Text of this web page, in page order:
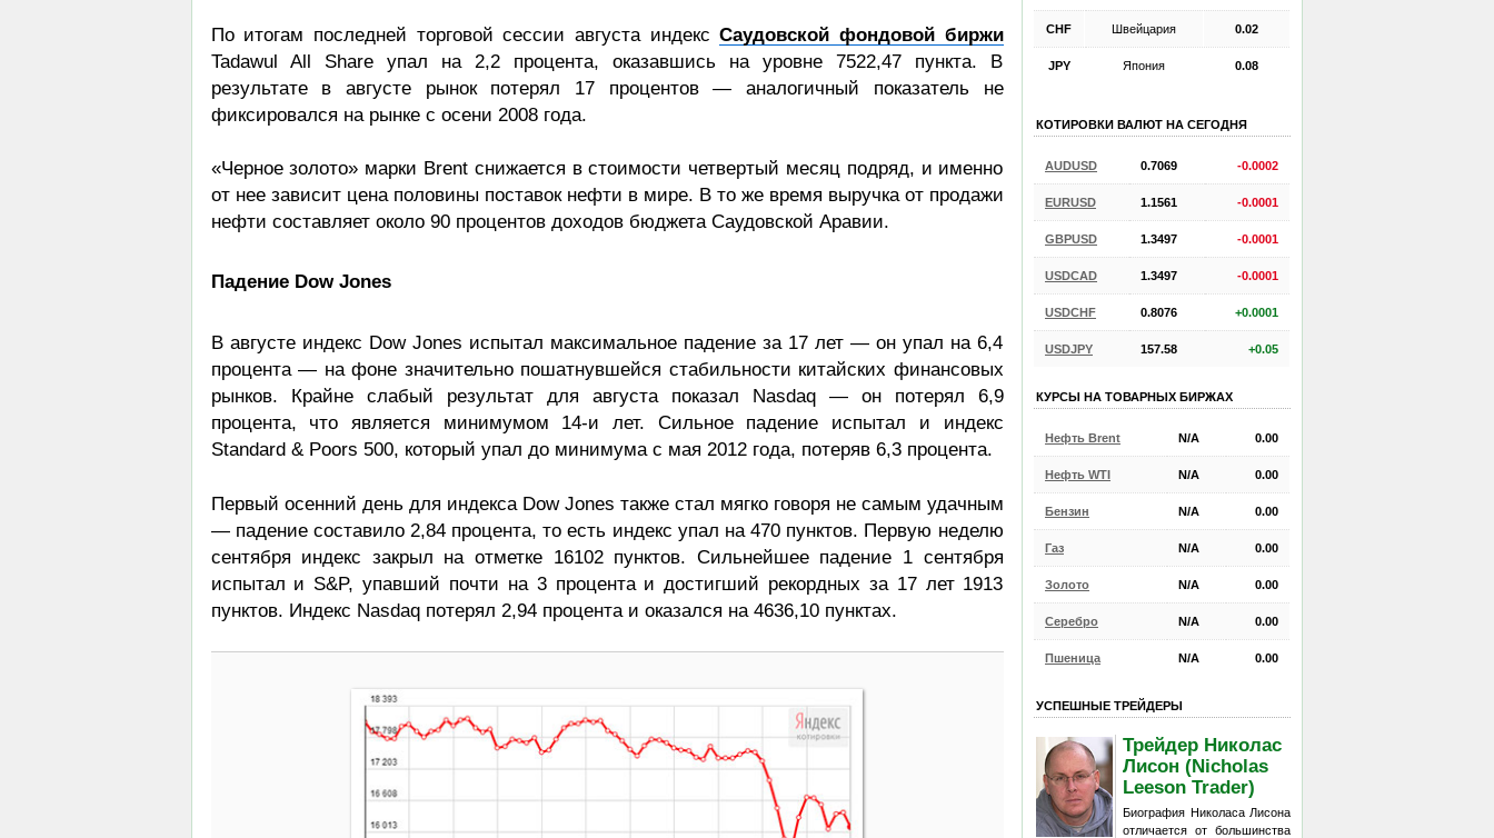
По итогам последней торговой сессии августа индексСаудовской фондовой биржи
Tadawul All Share упал на 2,2 процента, оказавшись на уровне 7522,47 пункта. В
результате в августе рынок потерял 17 процентов — аналогичный показатель не
фиксировался на рынке с осени 2008 года.
«Черное золото» марки Brent снижается в стоимости четвертый месяц подряд, и именно
от нее зависит цена половины поставок нефти в мире. В то же время выручка от продажи
нефти составляет около 90 процентов доходов бюджета Саудовской Аравии.
Падение Dow Jones
В августе индекс Dow Jones испытал максимальное падение за 17 лет — он упал на 6,4
процента — на фоне значительно пошатнувшейся стабильности китайских финансовых
рынков. Крайне слабый результат для августа показал Nasdaq — он потерял 6,9
процента, что является минимумом 14-и лет. Сильное падение испытал и индекс
Standard & Poors 500, который упал до минимума с мая 2012 года, потеряв 6,3 процента.
Первый осенний день для индекса Dow Jones также стал мягко говоря не самым удачным
— падение составило 2,84 процента, то есть индекс упал на 470 пунктов. Первую неделю
сентября индекс закрыл на отметке 16102 пунктов. Сильнейшее падение 1 сентября
испытал и S&P, упавший почти на 3 процента и достигший рекордных за 17 лет 1913
пунктов. Индекс Nasdaq потерял 2,94 процента и оказался на 4636,10 пунктах.
CHF Швейцария 0.02
JPY Япония 0.08
КОТИРОВКИ ВАЛЮТ НА СЕГОДНЯ
AUDUSD 0.7069 -0.0002
EURUSD 1.1561 -0.0001
GBPUSD 1.3497 -0.0001
USDCAD 1.3497 -0.0001
USDCHF 0.8076 +0.0001
USDJPY 157.58 +0.05
КУРСЫ НА ТОВАРНЫХ БИРЖАХ
Нефть Brent N/A 0.00
Нефть WTI N/A 0.00
Бензин N/A 0.00
Газ N/A 0.00
Золото N/A 0.00
Серебро N/A 0.00
Пшеница N/A 0.00
УСПЕШНЫЕ ТРЕЙДЕРЫ
Трейдер Николас
Лисон (Nicholas
Leeson Trader)
Биография Николаса Лисона
отличается от большинства